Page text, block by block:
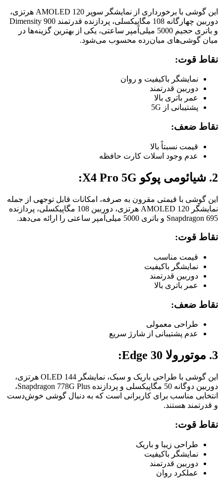
این گوشی با برخورداری از نمایشگر سوپر AMOLED 120 هرتزی،
دوربین چهارگانه 108 مگاپیکسلی، پردازنده قدرتمند Dimensity 900
و باتری حجیم 5000 میلی‌آمپر ساعتی، یکی از بهترین گزینه‌ها در
میان گوشی‌های میان‌رده محسوب می‌شود.
نقاط قوت:
نمایشگر باکیفیت و روان
دوربین قدرتمند
عمر باتری بالا
پشتیبانی از 5G
نقاط ضعف:
قیمت نسبتاً بالا
عدم وجود اسلات کارت حافظه
2. شیائومی پوکو X4 Pro 5G:
این گوشی با قیمتی مقرون به صرفه، امکانات قابل توجهی از جمله
نمایشگر AMOLED 120 هرتزی، دوربین 108 مگاپیکسلی، پردازنده
Snapdragon 695 و باتری 5000 میلی‌آمپر ساعتی را ارائه می‌دهد.
نقاط قوت:
قیمت مناسب
نمایشگر باکیفیت
دوربین قدرتمند
عمر باتری بالا
نقاط ضعف:
طراحی معمولی
عدم پشتیبانی از شارژ سریع
3. موتورولا Edge 30:
این گوشی با طراحی باریک و سبک، نمایشگر OLED 144 هرتزی،
دوربین دوگانه 50 مگاپیکسلی و پردازنده Snapdragon 778G Plus،
انتخابی مناسب برای کاربرانی است که به دنبال گوشی خوش‌دست
و قدرتمند هستند.
نقاط قوت:
طراحی زیبا و باریک
نمایشگر باکیفیت
دوربین قدرتمند
عملکرد روان